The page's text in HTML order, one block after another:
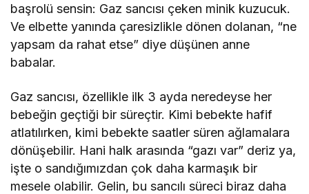
başrolü sensin: Gaz sancısı çeken minik kuzucuk.
Ve elbette yanında çaresizlikle dönen dolanan, “ne
yapsam da rahat etse” diye düşünen anne
babalar.
Gaz sancısı, özellikle ilk 3 ayda neredeyse her
bebeğin geçtiği bir süreçtir. Kimi bebekte hafif
atlatılırken, kimi bebekte saatler süren ağlamalara
dönüşebilir. Hani halk arasında “gazı var” deriz ya,
işte o sandığımızdan çok daha karmaşık bir
mesele olabilir. Gelin, bu sancılı süreci biraz daha